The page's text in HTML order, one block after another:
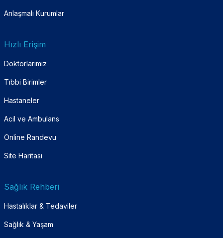
Anlaşmalı Kurumlar
Hızlı Erişim
Doktorlarımız
Tıbbi Birimler
Hastaneler
Acil ve Ambulans
Online Randevu
Site Haritası
Sağlık Rehberi
Hastalıklar & Tedaviler
Sağlık & Yaşam